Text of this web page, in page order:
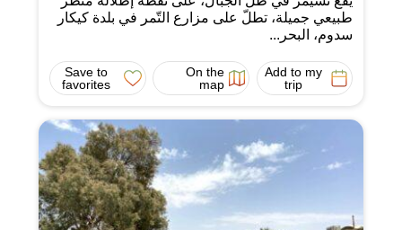
طبيعي جميلة، تطلّ على مزارع التّمر في بلدة كيكار
سدوم، البحر...
Add to my
trip
On the
map
Save to
favorites